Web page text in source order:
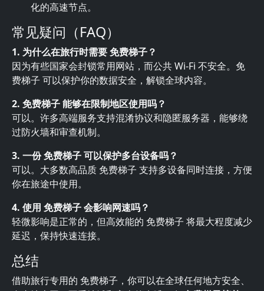
化的高速节点。
常见疑问（FAQ）
1. 为什么在旅行时需要 免费梯子？
因为有些国家会封锁常用网站，而公共 Wi-Fi 不安全。免
费梯子 可以保护你的数据安全，解锁全球内容。
2. 免费梯子 能够在限制地区使用吗？
可以。许多高端服务支持混淆协议和隐匿服务器，能够绕
过防火墙和审查机制。
3. 一份 免费梯子 可以保护多台设备吗？
可以。大多数高品质 免费梯子 支持多设备同时连接，方便
你在旅途中使用。
4. 使用 免费梯子 会影响网速吗？
轻微影响是正常的，但高效能的 免费梯子 将最大程度减少
延迟，保持快速连接。
总结
借助旅行专用的 免费梯子，你可以在全球任何地方安全、